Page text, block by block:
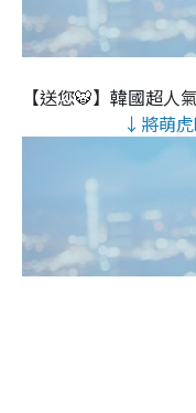
【送您🐯】韓國超人
↓將萌